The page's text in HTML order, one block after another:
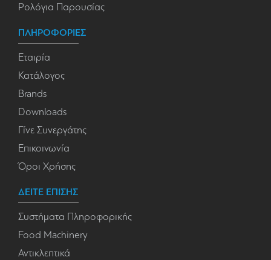
Ρολόγια Παρουσίας
ΠΛΗΡΟΦΟΡΙΕΣ
Εταιρία
Κατάλογος
Brands
Downloads
Γίνε Συνεργάτης
Επικοινωνία
Όροι Χρήσης
ΔΕΙΤΕ ΕΠΙΣΗΣ
Συστήματα Πληροφορικής
Food Machinery
Αντικλεπτικά